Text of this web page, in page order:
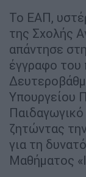
Το ΕΑΠ,
της Σχολής
απάντησε
έγγραφο
Υπουργείου
ζητώντας
για τη
Μαθήματος